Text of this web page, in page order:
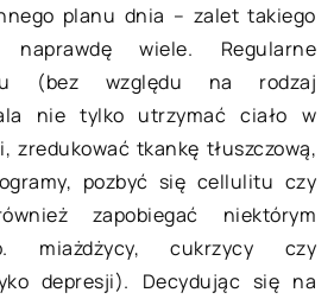
planu dnia – zalet takiego
wiele. Regularne
(bez względu na rodzaj
nie tylko utrzymać ciało w
zredukować tkankę tłuszczową,
pozbyć się cellulitu czy
zapobiegać niektórym
miażdżycy, cukrzycy czy
depresji). Decydując się na